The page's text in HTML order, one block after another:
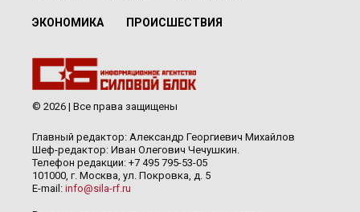
ЭКОНОМИКА ПРОИСШЕСТВИЯ
© 2026 | Все права защищены
Главный редактор: Александр Георгиевич Михайлов
Шеф-редактор: Иван Олегович Чечушкин.
Телефон редакции: +7 495 795-53-05
101000, г. Москва, ул. Покровка, д. 5
E-mail: info@sila-rf.ru